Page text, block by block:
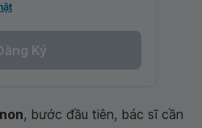
Ký
, bước đầu tiên, bác sĩ cần